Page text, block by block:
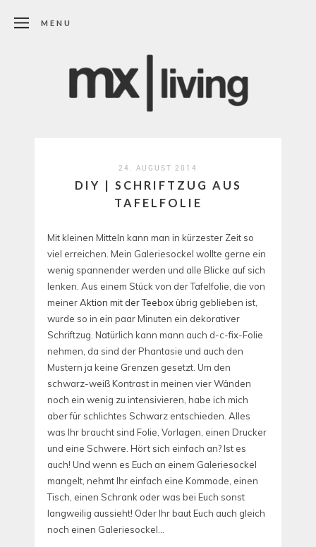
MENU
24. AUGUST 2014
DIY | SCHRIFTZUG AUS
TAFELFOLIE
Mit kleinen Mitteln kann man in kürzester Zeit so
viel erreichen. Mein Galeriesockel wollte gerne ein
wenig spannender werden und alle Blicke auf sich
lenken. Aus einem Stück von der Tafelfolie, die von
meinerAktion mit der Teeboxübrig geblieben ist,
wurde so in ein paar Minuten ein dekorativer
Schriftzug. Natürlich kann mann auch d-c-fix-Folie
nehmen, da sind der Phantasie und auch den
Mustern ja keine Grenzen gesetzt. Um den
schwarz-weiß Kontrast in meinen vier Wänden
noch ein wenig zu intensivieren, habe ich mich
aber für schlichtes Schwarz entschieden. Alles
was Ihr braucht sind Folie, Vorlagen, einen Drucker
und eine Schwere. Hört sich einfach an? Ist es
auch! Und wenn es Euch an einem Galeriesockel
mangelt, nehmt Ihr einfach eine Kommode, einen
Tisch, einen Schrank oder was bei Euch sonst
langweilig aussieht! Oder Ihr baut Euch auch gleich
noch einen Galeriesockel…